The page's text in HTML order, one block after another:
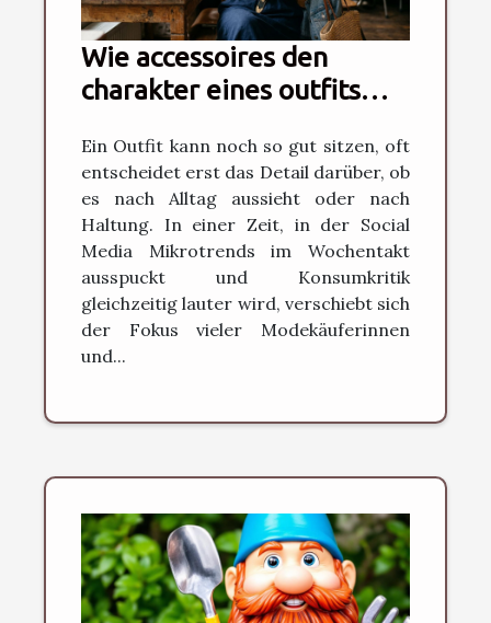
Wie accessoires den
charakter eines outfits
Ein Outfit kann noch so gut sitzen, oft
entscheidet erst das Detail darüber, ob
es nach Alltag aussieht oder nach
Haltung. In einer Zeit, in der Social
Media Mikrotrends im Wochentakt
ausspuckt und Konsumkritik
gleichzeitig lauter wird, verschiebt sich
der Fokus vieler Modekäuferinnen
und...